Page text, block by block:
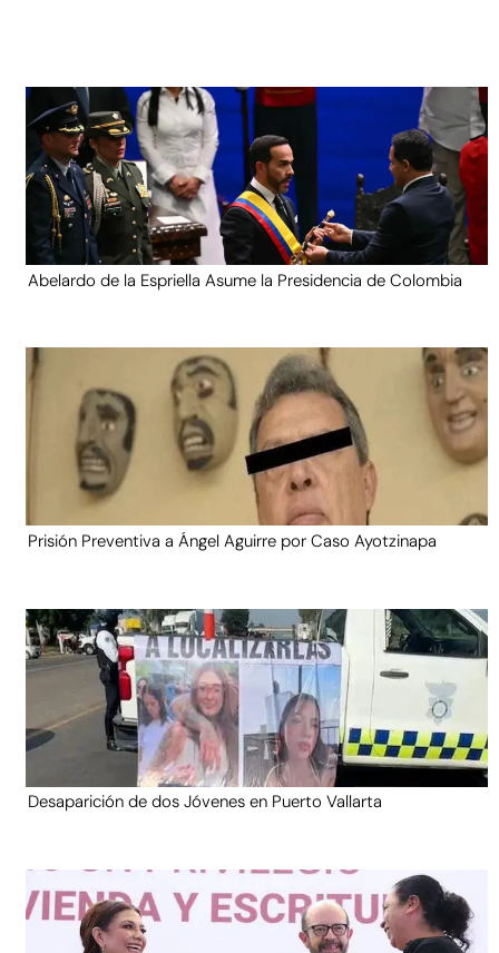
Abelardo de la Espriella Asume la Presidencia de Colombia
Prisión Preventiva a Ángel Aguirre por Caso Ayotzinapa
Desaparición de dos Jóvenes en Puerto Vallarta